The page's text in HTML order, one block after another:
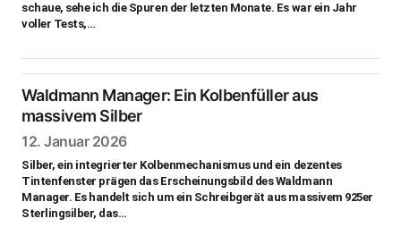
schaue, sehe ich die Spuren der letzten Monate. Es war ein Jahr
voller Tests,…
Waldmann Manager: Ein Kolbenfüller aus
massivem Silber
12. Januar 2026
Silber, ein integrierter Kolbenmechanismus und ein dezentes
Tintenfenster prägen das Erscheinungsbild des Waldmann
Manager. Es handelt sich um ein Schreibgerät aus massivem 925er
Sterlingsilber, das…